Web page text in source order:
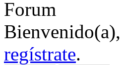
Bienvenido(a),
regístrate.